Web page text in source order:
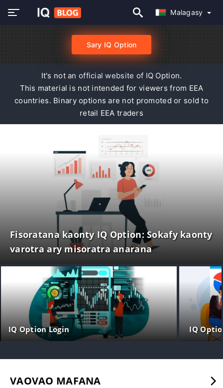
Malagasy
Sary IQ Option
It's not an official website of IQ Option.
This material is not intended for viewers from EEA
countries. Binary options are not promoted or sold to
retail EEA traders
Fisoratana kaonty IQ Option: Sokafy kaonty
varotra ary misoratra anarana
IQ Option Login IQ
VAOVAO MAFANA